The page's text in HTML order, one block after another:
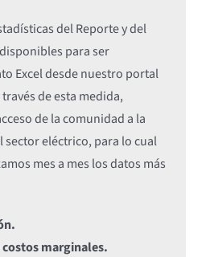
del Reporte y del
para ser
Excel desde nuestro portal
de esta medida,
de la comunidad a la
eléctrico, para lo cual
mes a mes los datos más
marginales.